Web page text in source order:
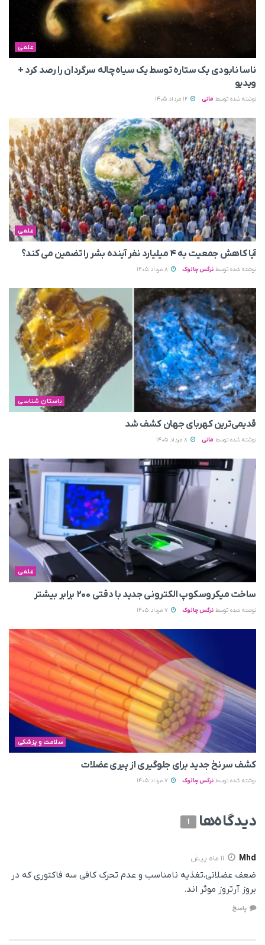
علمی
ناسا نابودی یک ستاره توسط یک سیاه‌چاله سرگردان را رصد کرد +
ویدیو
نوشته شده توسط مانی
علمی
آیا کاهش جمعیت به ۴ میلیارد نفر آینده بشر را تضمین می‌ کند؟
نوشته شده توسط نرگس چالوک
باستان شناسی
قدیمی‌ترین کهربای جهان کشف شد
نوشته شده توسط مانی
علمی
ساخت میکروسکوپ الکترونی جدید با دقتی ۲۰۰ برابر بیشتر
نوشته شده توسط نرگس چالوک
سلامت و پزشکی
کشف سرنخ جدید برای جلوگیری از پیری عضلات
نوشته شده توسط نرگس چالوک
دیدگاه‌ها 1
Mhd 11 ماه پیش
ضعف عضلانی،تغذیه نامناسب و عدم تحرک کافی سه فاکتوری که در
بروز آرتروز موثر اند.
پاسخ